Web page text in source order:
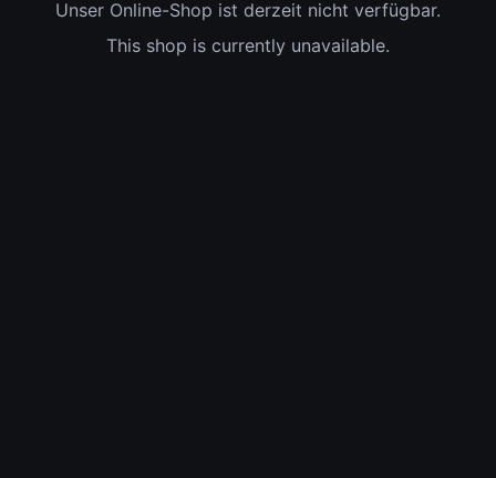
Unser Online-Shop ist derzeit nicht verfügbar.
This shop is currently unavailable.